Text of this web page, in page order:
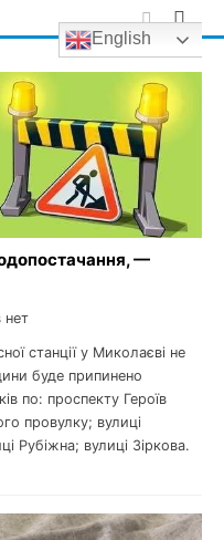
—
нет
станції у Миколаєві не
буде припинено
по: проспекту Героїв
провулку; вулиці
Рубіжна; вулиці Зіркова.
English